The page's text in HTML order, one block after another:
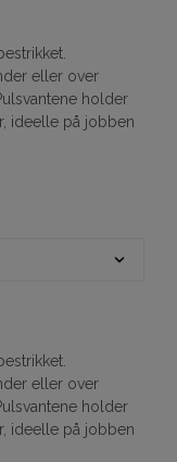
eller over
holder
ideelle på jobben
eller over
holder
ideelle på jobben